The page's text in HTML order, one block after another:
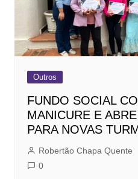
Outros
FUNDO SOCIAL
MANICURE E
PARA NOVAS
Robertão Chapa Quente
0